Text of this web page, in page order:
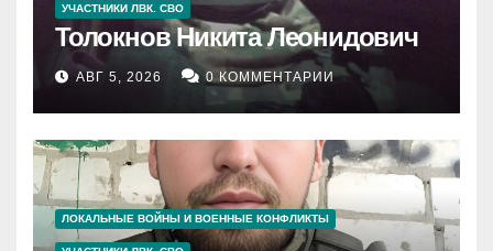
УЧАСТНИКИ ЛВК. СВО
Толокнов Никита Леонидович
АВГ 5, 2026 0 КОММЕНТАРИИ
ЛОКАЛЬНЫЕ ВОЙНЫ И ВОЕННЫЕ КОНФЛИКТЫ